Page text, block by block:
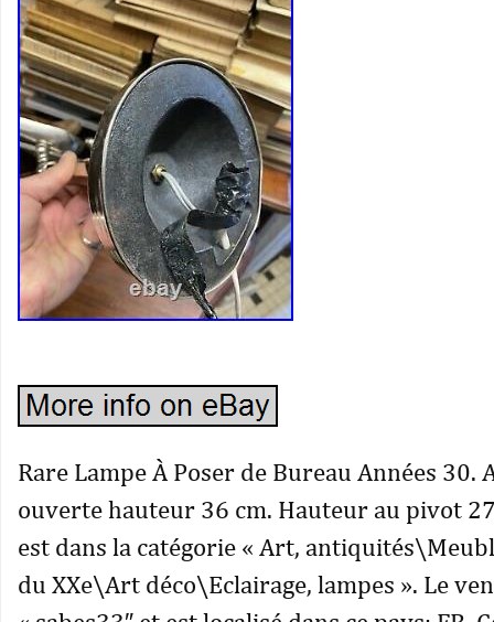
Rare Lampe À Poser de Bureau Années 30.
ouverte hauteur 36 cm. Hauteur au pivot
est dans la catégorie « Art,
du XXe\Art déco\Eclairage, lampes ». Le